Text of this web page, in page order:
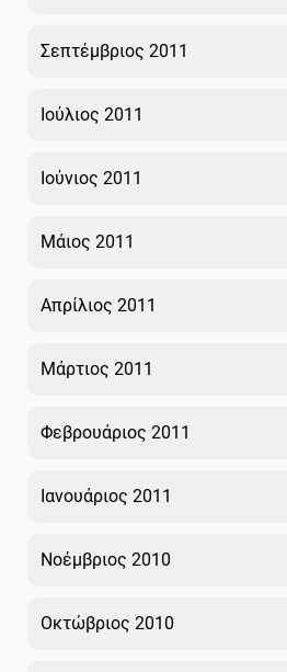
Σεπτέμβριος 2011
Ιούλιος 2011
Ιούνιος 2011
Μάιος 2011
Απρίλιος 2011
Μάρτιος 2011
Φεβρουάριος 2011
Ιανουάριος 2011
Νοέμβριος 2010
Οκτώβριος 2010